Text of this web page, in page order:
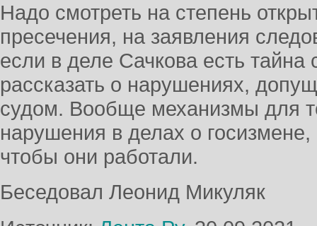
Надо смотреть на степень
пресечения, на заявления
если в деле Сачкова есть тайна
рассказать о нарушениях,
судом. Вообще механизмы для
нарушения в делах о
чтобы они работали.
Беседовал Леонид Микуляк